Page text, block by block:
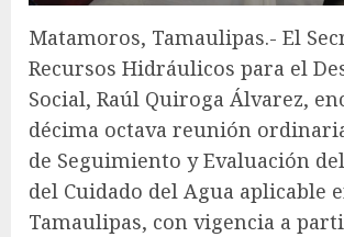
Matamoros, Tamaulipas.- El
Recursos Hidráulicos para el
Social, Raúl Quiroga Álvarez,
décima octava reunión
de Seguimiento y Evaluación
del Cuidado del Agua aplicable
Tamaulipas, con vigencia a